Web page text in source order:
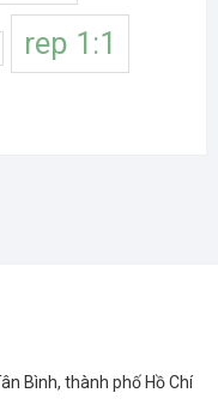
rep 1:1
Bình, thành phố Hồ Chí